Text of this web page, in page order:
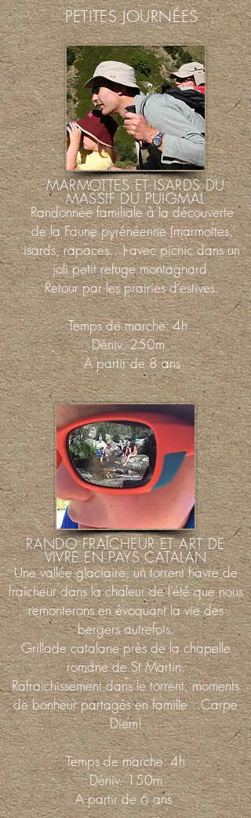
MARMOTTES ET ISARDS DU
MASSIF DU PUIGMAL
Randonnée familiale à la découverte
de la Faune pyrénéenne (marmottes,
isards, rapaces…) avec picnic dans un
joli petit refuge montagnard.
Retour par les prairies d’estives.
Temps de marche: 4h
Déniv. 250m
A partir de 8 ans
RANDO FRAÎCHEUR ET ART DE
VIVRE EN PAYS CATALAN
Une vallée glaciaire, un torrent havre de
fraîcheur dans la chaleur de l’été que nous
remonterons en évoquant la vie des
bergers autrefois.
Grillade catalane près de la chapelle
romane de St Martin.
Rafraichissement dans le torrent, moments
de bonheur partagés en famille…Carpe
Diem!
Temps de marche: 4h
Déniv. 150m
A partir de 6 ans
PETITES JOURNÉES